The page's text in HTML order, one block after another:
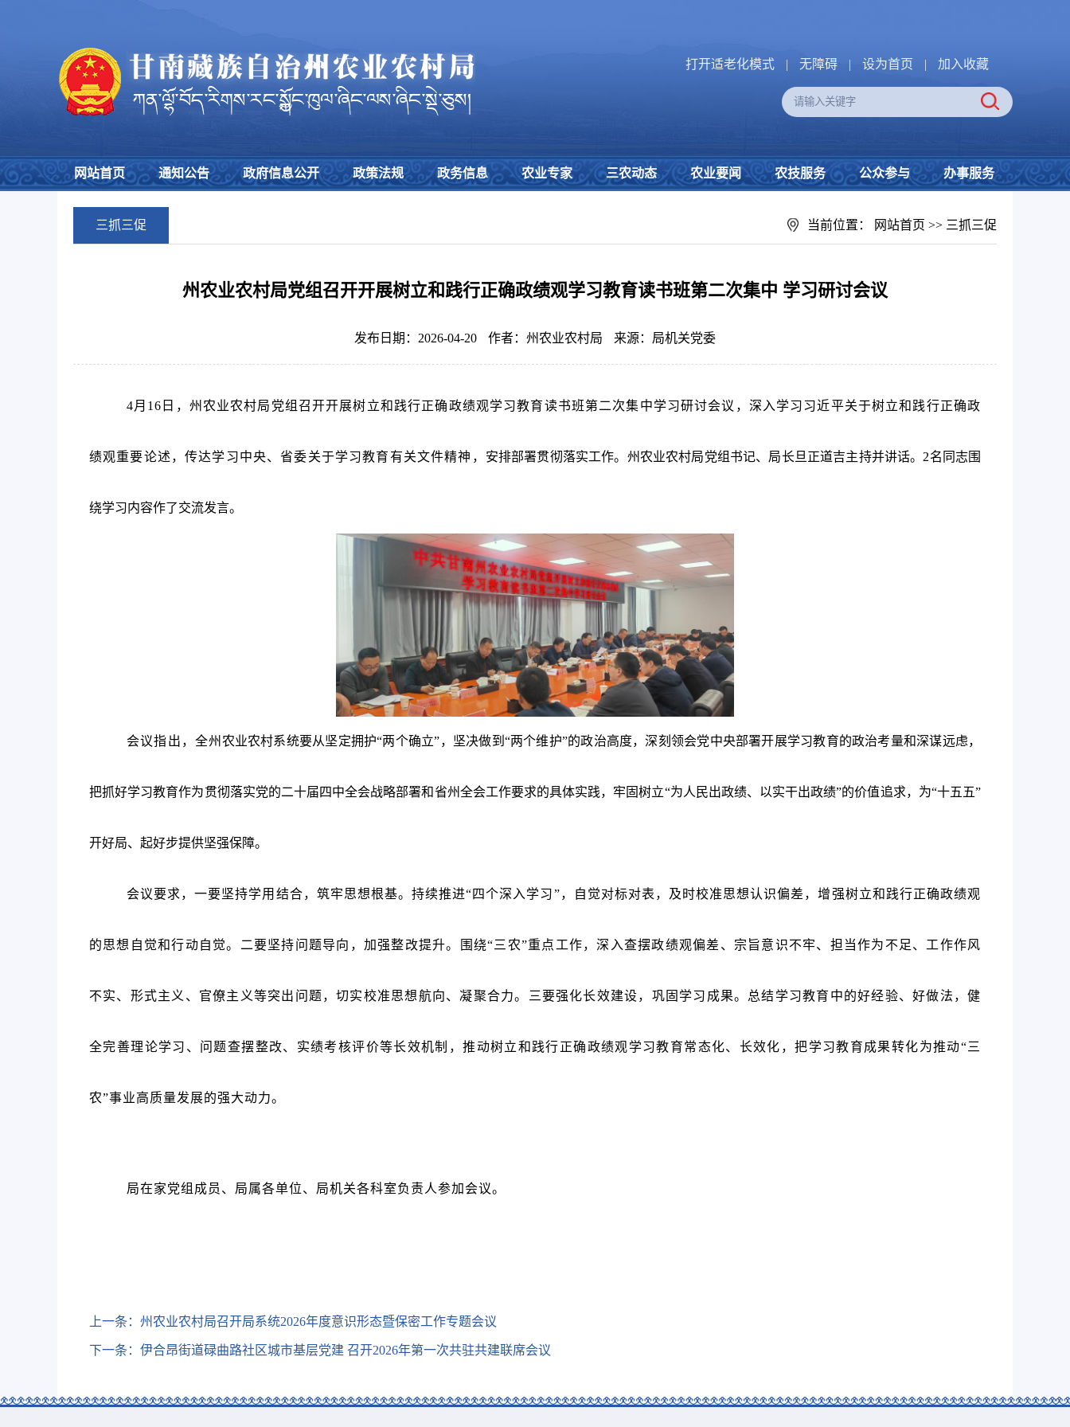
打开适老化模式 | 无障碍 | 设为首页 | 加入收藏
网站首页 通知公告 政府信息公开 政策法规 政务信息 农业专家 三农动态 农业要闻 农技服务 公众参与 办事服务
三抓三促 当前位置： 网站首页 >> 三抓三促
州农业农村局党组召开开展树立和践行正确政绩观学习教育读书班第二次集中 学习研讨会议
发布日期：2026-04-20 作者：州农业农村局 来源：局机关党委
4月 16 日，州 农业农村局党组召开开展树立和践行正确政绩观学习教育读书班第二次集中学习研讨会议，深入学习习近平关于树立和践行正确政
绩观重要论述，传达学习中央、省委关于学习教育有关文件精神 ， 安排部署贯彻落实工作。 州农业农村局党组 书记、局长旦正道吉主持并讲话。 2名 同志围
绕学习内容作了交流发言。
会议指出，全州农业农村系统要从坚定拥护“两个确立”，坚决做到“两个维护”的政治高度，深刻领会党中央部署开展学习教育的政治考量和深谋远虑，
把抓好学习教育作为贯彻落实党的二十届四中全会战略部署和省州全会工作要求的具体实践，牢固树立“为人民出政绩、以实干出政绩”的价值追求，为“十五五”
开好局、起好步提供坚强保障。
会议要求，一要坚持学用结合，筑牢思想根基。持续推进“四个深入学习”，自觉对标对表，及时校准思想认识偏差，增强树立和践行正确政绩观
的思想自觉和行动自觉。二要坚持问题导向，加强整改提升。围绕“三农”重点工作，深入查摆政绩观偏差、宗旨意识不牢、担当作为不足、工作作风
不实、形式主义、官僚主义等突出问题，切实校准思想航向、凝聚合力。三要强化长效建设，巩固学习成果。总结学习教育中的好经验、好做法，健
全完善理论学习、问题查摆整改、实绩考核评价等长效机制，推动树立和践行正确政绩观学习教育常态化、长效化，把学习教育成果转化为推动“三
农”事业高质量发展的强大动力。
局在家党组成员、局属各单位、局机关各科室负责人参加会议。
上一条： 州农业农村局召开局系统2026年度意识形态暨保密工作专题会议
下一条： 伊合昂街道碌曲路社区城市基层党建 召开2026年第一次共驻共建联席会议